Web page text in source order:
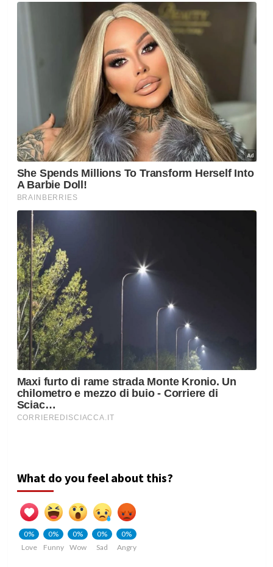
What do you feel about this?
0%
Love
0%
Funny
0%
Wow
0%
Sad
0%
Angry